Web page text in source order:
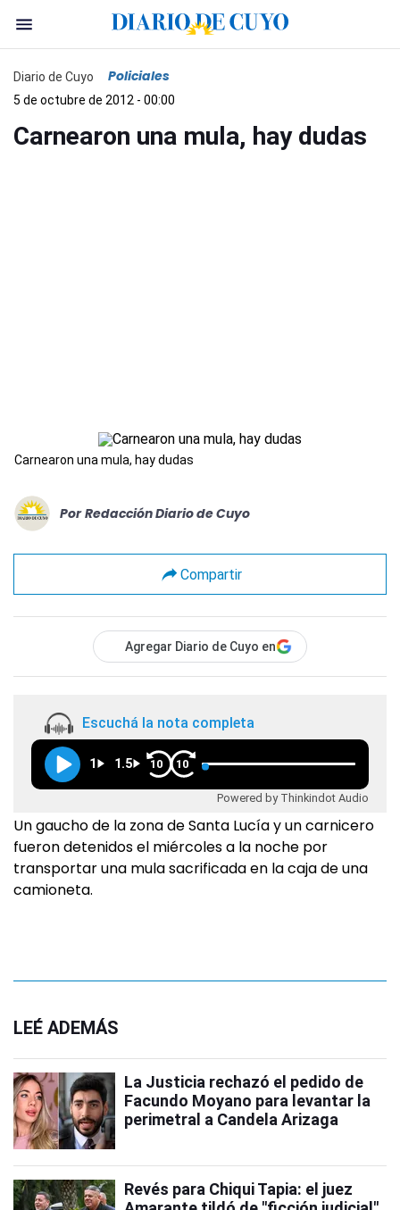
Diario de Cuyo Policiales
5 de octubre de 2012 - 00:00
Carnearon una mula, hay dudas
Carnearon una mula, hay dudas
Por Redacción Diario de Cuyo
Compartir
Agregar Diario de Cuyo en
Escuchá la nota completa
1 1.5 10 10
Powered by Thinkindot Audio
Un gaucho de la zona de Santa Lucía y un carnicero
fueron detenidos el miércoles a la noche por
transportar una mula sacrificada en la caja de una
camioneta.
LEÉ ADEMÁS
La Justicia rechazó el pedido de
Facundo Moyano para levantar la
perimetral a Candela Arizaga
Revés para Chiqui Tapia: el juez